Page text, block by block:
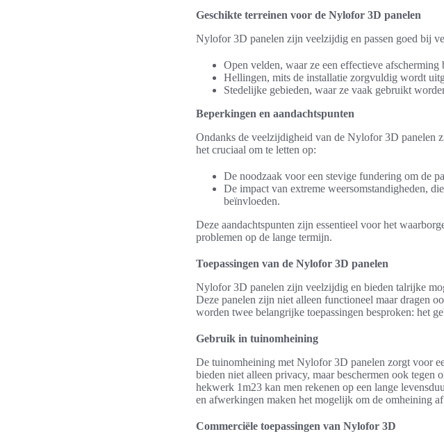
Geschikte terreinen voor de Nylofor 3D panelen
Nylofor 3D panelen zijn veelzijdig en passen goed bij
Open velden, waar ze een effectieve afscherming
Hellingen, mits de installatie zorgvuldig wordt
Stedelijke gebieden, waar ze vaak gebruikt
Beperkingen en aandachtspunten
Ondanks de veelzijdigheid van de Nylofor 3D panelen
het cruciaal om te letten op:
De noodzaak voor een stevige fundering om de
De impact van extreme weersomstandigheden,
beïnvloeden.
Deze aandachtspunten zijn essentieel voor het
problemen op de lange termijn.
Toepassingen van de Nylofor 3D panelen
Nylofor 3D panelen zijn veelzijdig en bieden talrijke
Deze panelen zijn niet alleen functioneel maar dragen
worden twee belangrijke toepassingen besproken: het
Gebruik in tuinomheining
De tuinomheining met Nylofor 3D panelen zorgt voor
bieden niet alleen privacy, maar beschermen ook
hekwerk 1m23 kan men rekenen op een lange
en afwerkingen maken het mogelijk om de omheining
Commerciële toepassingen van Nylofor 3D